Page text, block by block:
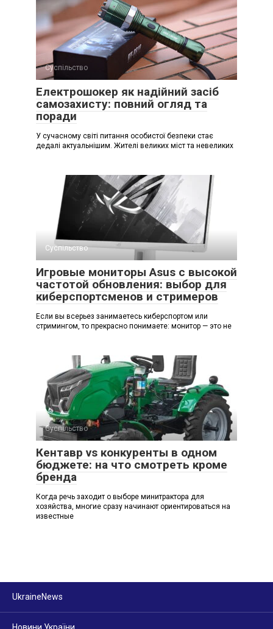
Суспільство
Електрошокер як надійний засіб
самозахисту: повний огляд та
поради
У сучасному світі питання особистої безпеки стає
дедалі актуальнішим. Жителі великих міст та невеликих
Суспільство
Игровые мониторы Asus с высокой
частотой обновления: выбор для
киберспортсменов и стримеров
Если вы всерьез занимаетесь киберспортом или
стримингом, то прекрасно понимаете: монитор — это не
Суспільство
Кентавр vs конкуренты в одном
бюджете: на что смотреть кроме
бренда
Когда речь заходит о выборе минитрактора для
хозяйства, многие сразу начинают ориентироваться на
известные
UkraineNews